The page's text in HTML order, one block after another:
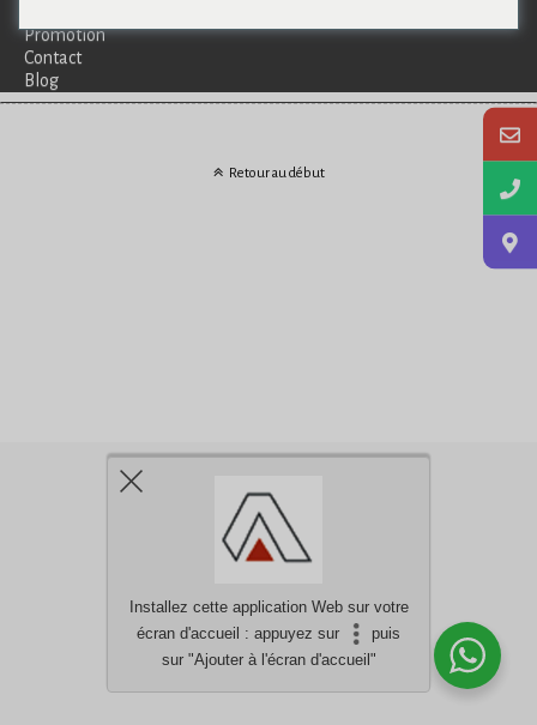
Besoin d'aide?discutez avec nous
Promotion
Contact
Blog
Retour au début
Installez cette application Web sur votre
écran d'accueil : appuyez sur
puis
sur "Ajouter à l'écran d'accueil"